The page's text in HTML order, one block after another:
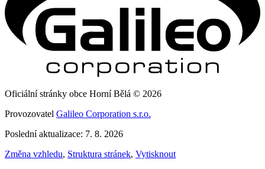
Oficiální stránky obce Horní Bělá © 2026
Provozovatel Galileo Corporation s.r.o.
Poslední aktualizace: 7. 8. 2026
Změna vzhledu, Struktura stránek, Vytisknout